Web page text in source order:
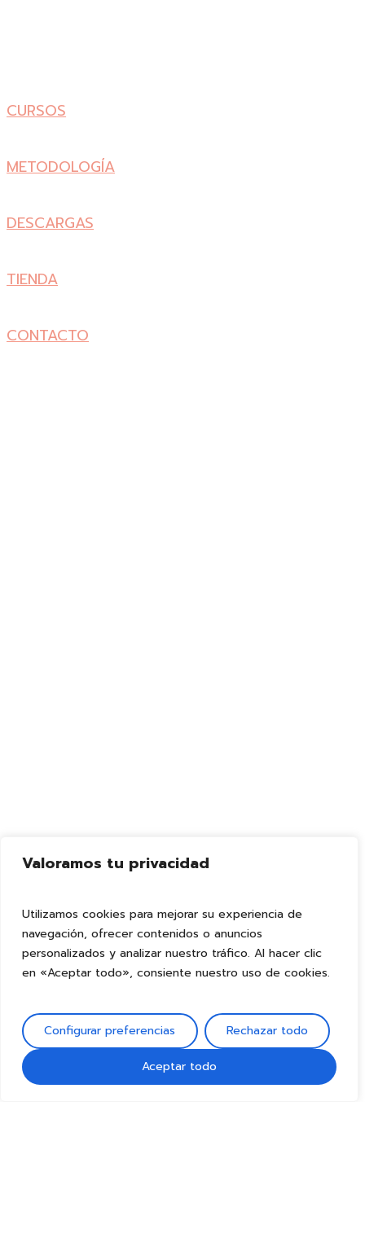
Valoramos tu privacidad
Utilizamos cookies para mejorar su experiencia de
navegación, ofrecer contenidos o anuncios
personalizados y analizar nuestro tráfico. Al hacer clic
en «Aceptar todo», consiente nuestro uso de cookies.
Configurar preferencias Rechazar todo
Aceptar todo
CURSOS
METODOLOGÍA
DESCARGAS
TIENDA
CONTACTO